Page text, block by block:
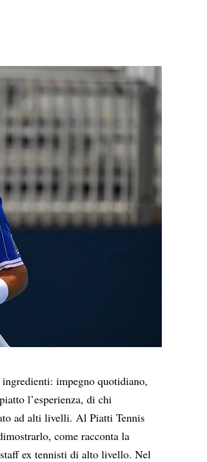
impegno quotidiano,
l’esperienza, di chi
ad alti livelli. Al Piatti Tennis
come racconta la
ex tennisti di alto livello. Nel